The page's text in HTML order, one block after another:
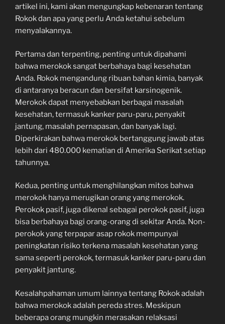
artikel ini, kami akan mengungkap kebenaran tentang
Rokok dan apa yang perlu Anda ketahui sebelum
menyalakannya.
Pertama dan terpenting, penting untuk dipahami
bahwa merokok sangat berbahaya bagi kesehatan
Anda. Rokok mengandung ribuan bahan kimia, banyak
di antaranya beracun dan bersifat karsinogenik.
Merokok dapat menyebabkan berbagai masalah
kesehatan, termasuk kanker paru-paru, penyakit
jantung, masalah pernapasan, dan banyak lagi.
Diperkirakan bahwa merokok bertanggung jawab atas
lebih dari 480.000 kematian di Amerika Serikat setiap
tahunnya.
Kedua, penting untuk menghilangkan mitos bahwa
merokok hanya merugikan orang yang merokok.
Perokok pasif, juga dikenal sebagai perokok pasif, juga
bisa berbahaya bagi orang-orang di sekitar Anda. Non-
perokok yang terpapar asap rokok mempunyai
peningkatan risiko terkena masalah kesehatan yang
sama seperti perokok, termasuk kanker paru-paru dan
penyakit jantung.
Kesalahpahaman umum lainnya tentang Rokok adalah
bahwa merokok adalah pereda stres. Meskipun
beberapa orang mungkin merasakan relaksasi